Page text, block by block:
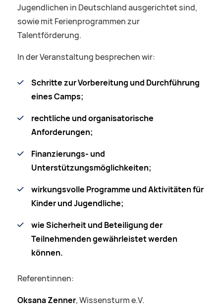
Jugendlichen in Deutschland ausgerichtet sind,
sowie mit Ferienprogrammen zur
Talentförderung.
In der Veranstaltung besprechen wir:
Schritte zur Vorbereitung und Durchführung
eines Camps;
rechtliche und organisatorische
Anforderungen;
Finanzierungs- und
Unterstützungsmöglichkeiten;
wirkungsvolle Programme und Aktivitäten für
Kinder und Jugendliche;
wie Sicherheit und Beteiligung der
Teilnehmenden gewährleistet werden
können.
Referentinnen:
Oksana Zenner, Wissensturm e.V.